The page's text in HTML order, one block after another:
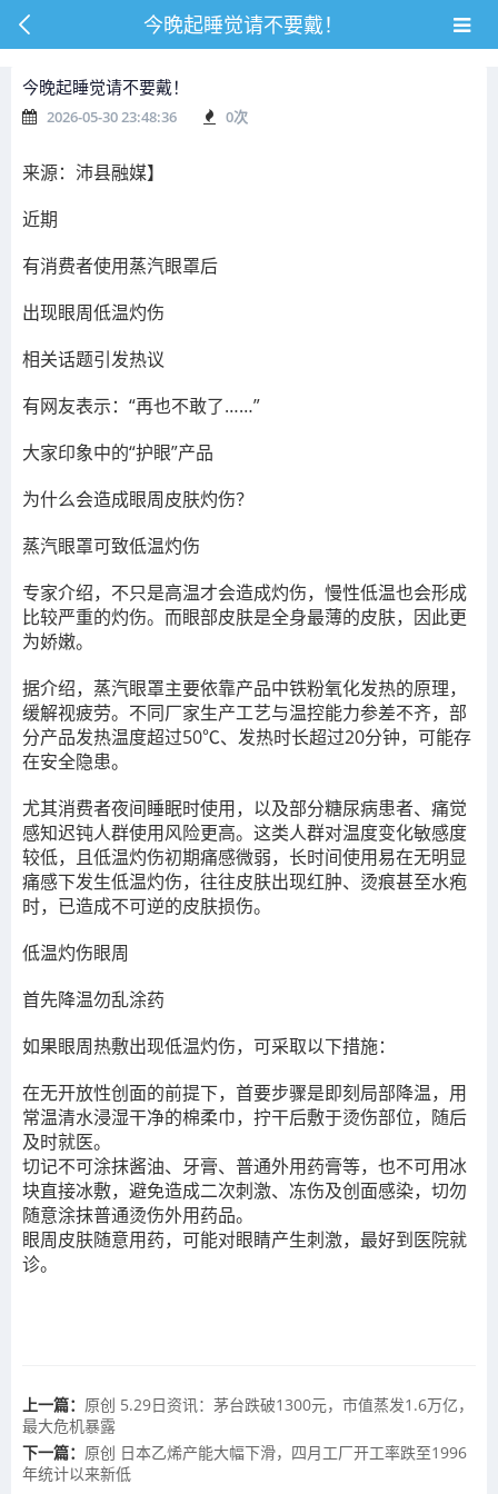
今晚起睡觉请不要戴！
今晚起睡觉请不要戴！
2026-05-30 23:48:36 0次
来源：沛县融媒】
近期
有消费者使用蒸汽眼罩后
出现眼周低温灼伤
相关话题引发热议
有网友表示：“再也不敢了……”
大家印象中的“护眼”产品
为什么会造成眼周皮肤灼伤？
蒸汽眼罩可致低温灼伤
专家介绍，不只是高温才会造成灼伤，慢性低温也会形成
比较严重的灼伤。而眼部皮肤是全身最薄的皮肤，因此更
为娇嫩。
据介绍，蒸汽眼罩主要依靠产品中铁粉氧化发热的原理，
缓解视疲劳。不同厂家生产工艺与温控能力参差不齐，部
分产品发热温度超过50℃、发热时长超过20分钟，可能存
在安全隐患。
尤其消费者夜间睡眠时使用，以及部分糖尿病患者、痛觉
感知迟钝人群使用风险更高。这类人群对温度变化敏感度
较低，且低温灼伤初期痛感微弱，长时间使用易在无明显
痛感下发生低温灼伤，往往皮肤出现红肿、烫痕甚至水疱
时，已造成不可逆的皮肤损伤。
低温灼伤眼周
首先降温勿乱涂药
如果眼周热敷出现低温灼伤，可采取以下措施：
在无开放性创面的前提下，首要步骤是即刻局部降温，用
常温清水浸湿干净的棉柔巾，拧干后敷于烫伤部位，随后
及时就医。
切记不可涂抹酱油、牙膏、普通外用药膏等，也不可用冰
块直接冰敷，避免造成二次刺激、冻伤及创面感染，切勿
随意涂抹普通烫伤外用药品。
眼周皮肤随意用药，可能对眼睛产生刺激，最好到医院就
诊。
上一篇： 原创 5.29日资讯：茅台跌破1300元，市值蒸发1.6万亿，
最大危机暴露
下一篇： 原创 日本乙烯产能大幅下滑，四月工厂开工率跌至1996
年统计以来新低